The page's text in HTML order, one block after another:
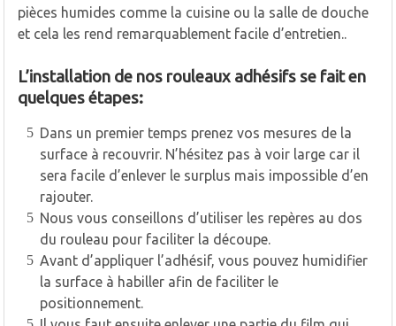
pièces humides comme la cuisine ou la salle de douche
et cela les rend remarquablement facile d’entretien..
L’installation de nos rouleaux adhésifs se fait en
quelques étapes:
Dans un premier temps prenez vos mesures de la
surface à recouvrir. N’hésitez pas à voir large car il
sera facile d’enlever le surplus mais impossible d’en
rajouter.
Nous vous conseillons d’utiliser les repères au dos
du rouleau pour faciliter la découpe.
Avant d’appliquer l’adhésif, vous pouvez humidifier
la surface à habiller afin de faciliter le
positionnement.